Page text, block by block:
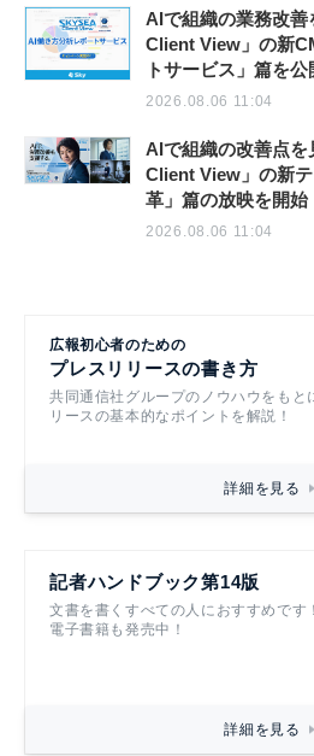
AIで組織の業務改
Client View」の新
トサービス」篇を公
2026.08.06 11:04
AIで組織の改善点
Client View」の新
革」篇の放映を開始
2026.08.06 11:04
広報初心者のための
プレスリリースの書き方
共同通信社グループのノウハウをもと
リースの基本的なポイントを解説！
詳細を見る
記者ハンドブック第14版
文書を書くすべての人におすすめです！
電子書籍も発売中！
詳細を見る